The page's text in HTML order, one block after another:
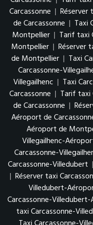
Carcassonne | Réserver
de Carcassonne | Taxi
Montpellier | Tarif taxi
Montpellier | Réserver
de Montpellier | Taxi
Carcassonne-
Villegailhenc | Taxi
Carcassonne | Tarif taxi
de Carcassonne |
Aéroport de
Aéroport de
Villegailhenc-
Carcassonne-
Carcassonne-Villedubert |
| Réserver taxi
Villedubert-
Carcassonne-
taxi Carcassonne-